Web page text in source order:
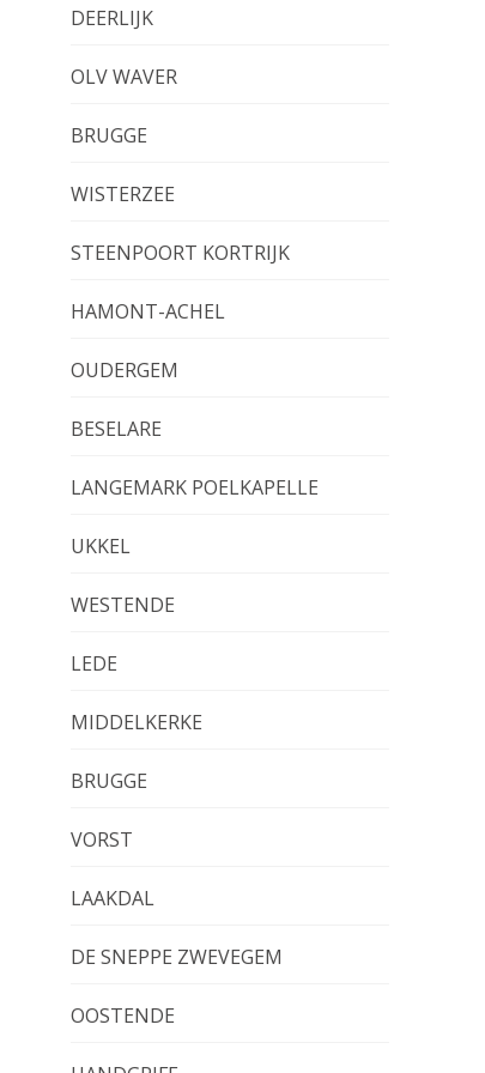
DEERLIJK
OLV WAVER
BRUGGE
WISTERZEE
STEENPOORT KORTRIJK
HAMONT-ACHEL
OUDERGEM
BESELARE
LANGEMARK POELKAPELLE
UKKEL
WESTENDE
LEDE
MIDDELKERKE
BRUGGE
VORST
LAAKDAL
DE SNEPPE ZWEVEGEM
OOSTENDE